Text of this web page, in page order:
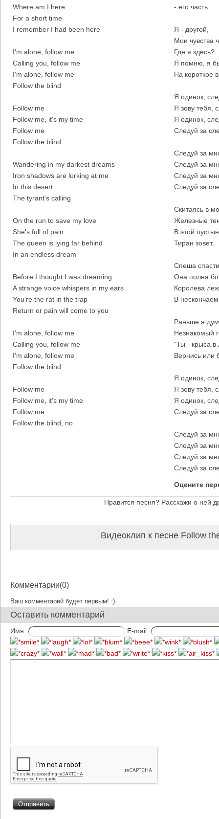
Where am I here
For a short time
I remember I had been here
I'm alone, follow me
Calling you, follow me
I'm alone, follow me
Follow the blind
Follow me
Follow me, it's my time
Follow me
Follow the blind
Wandering in my darkest dreams
Iron shadows are lurking at me
In this desert
The tyrant's calling
On the run to save my love
She's full of pain
The queen is lying far behind
In an endless dream
Before I thought I was dreaming
A strange voice whispers in my ears
You're the rat in the trap
Return or pain will come to you
I'm alone, follow me
Calling you, follow me
I'm alone, follow me
Follow the blind
Follow me
Follow me, it's my time
Follow me
Follow the blind, no
- его часть.
Я - другой,
Мои чувства
Где я здесь?
Я помню, я
На короткое
Я одинок,
Я зову тебя,
Я одинок,
Следуй за
Следуй за
Следуй за
Следуй за
Следуй за
Скитаясь в
Железные
В этой
Тиран зовет.
Спеша
Она полна
Королева
В
Раньше я
Незнакомый
"Ты - крыса в
Вернись или
Я одинок,
Я зову тебя,
Я одинок,
Следуй за
Следуй за
Следуй за
Следуй за
Следуй за
Оцените
Нравится песня? Расскажи о ней
Видеоклип к песне Follow
Комментарии(0)
Ваш комментарий будет первым! :)
Оставить комментарий
Имя: E-mail: